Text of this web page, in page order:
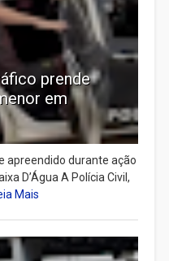
prende
em
apreendido durante ação
D’Água A Polícia Civil,
Mais